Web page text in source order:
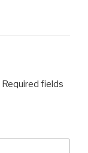
Required fields